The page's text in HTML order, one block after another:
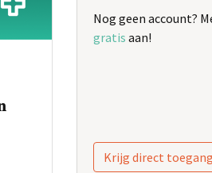
Nog geen account?
gratis aan!
Krijg direct toegang